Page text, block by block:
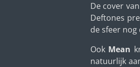
De cover van
Deftones
de sfeer
Ook Mean
natuurlijk